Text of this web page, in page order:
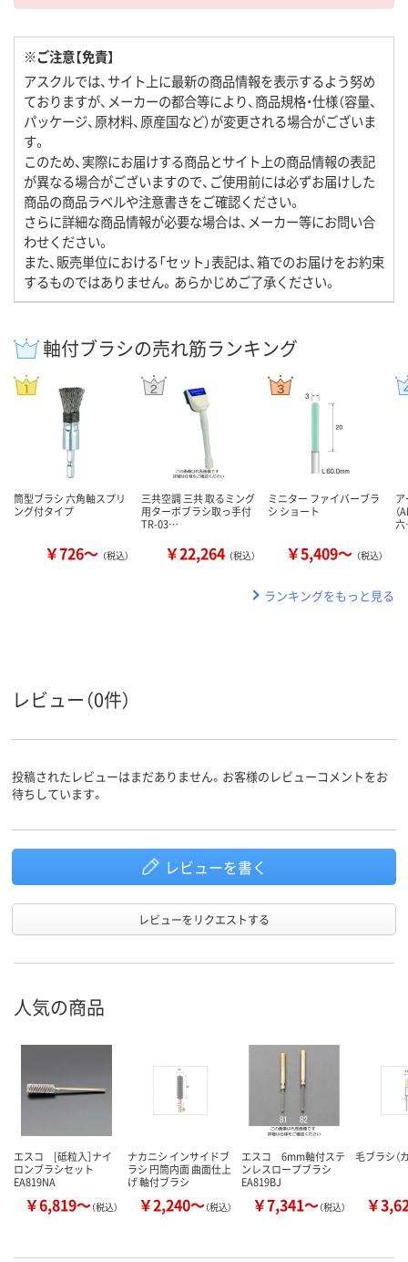
※ご注意【免責】
アスクルでは、サイト上に最新の商品情報を表示するよう努め
ておりますが、メーカーの都合等により、商品規格・仕様（容量、
パッケージ、原材料、原産国など）が変更される場合がございま
す。
このため、実際にお届けする商品とサイト上の商品情報の表記
が異なる場合がございますので、ご使用前には必ずお届けした
商品の商品ラベルや注意書きをご確認ください。
さらに詳細な商品情報が必要な場合は、メーカー等にお問い合
わせください。
また、販売単位における「セット」表記は、箱でのお届けをお約束
するものではありません。あらかじめご了承ください。
軸付ブラシの売れ筋ランキング
筒型ブラシ 六角軸スプリ
ング付タイプ
￥726～ （税込）
三共空調 三共 取るミング
用ターボブラシ取っ手付
TR-03…
￥22,264 （税込）
ミニター ファイバーブラ
シ ショート
￥5,409～ （税込）
（
ランキングをもっと見る
レビュー（0件）
投稿されたレビューはまだありません。お客様のレビューコメントをお
待ちしています。
レビューを書く
レビューをリクエストする
人気の商品
エスコ [砥粒入］ナイ
ロンブラシセット
EA819NA
￥6,819～（税込）
ナカニシ インサイドブ
ラシ 円筒内面 曲面仕上
げ 軸付ブラシ
￥2,240～（税込）
エスコ 6mm軸付ステ
ンレスロープブラシ
EA819BJ
￥7,341～（税込）
毛ブラシ（
￥